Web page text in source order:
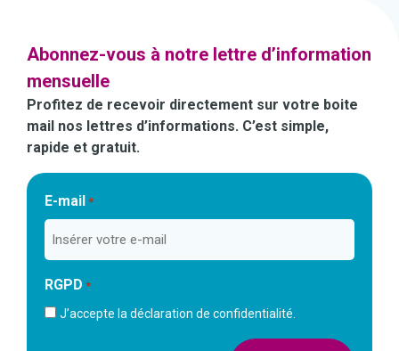
Abonnez-vous à notre lettre d’information
mensuelle
Profitez de recevoir directement sur votre boite
mail nos lettres d’informations. C’est simple,
rapide et gratuit.
E-mail *
RGPD *
J’accepte la déclaration de confidentialité.